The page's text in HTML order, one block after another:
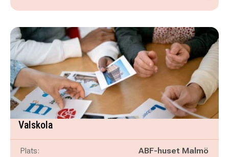
Valskola
Plats:
ABF-huset Malmö